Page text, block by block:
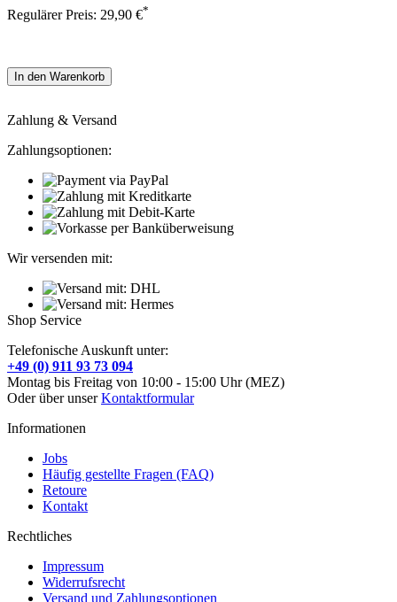
Regulärer Preis: 29,90 €*
In den Warenkorb
Zahlung & Versand
Zahlungsoptionen:
Wir versenden mit:
Shop Service
Telefonische Auskunft unter:
+49 (0) 911 93 73 094
Montag bis Freitag von 10:00 - 15:00 Uhr (MEZ)
Oder über unserKontaktformular
Informationen
Jobs
Häufig gestellte Fragen (FAQ)
Retoure
Kontakt
Rechtliches
Impressum
Widerrufsrecht
Versand und Zahlungsoptionen